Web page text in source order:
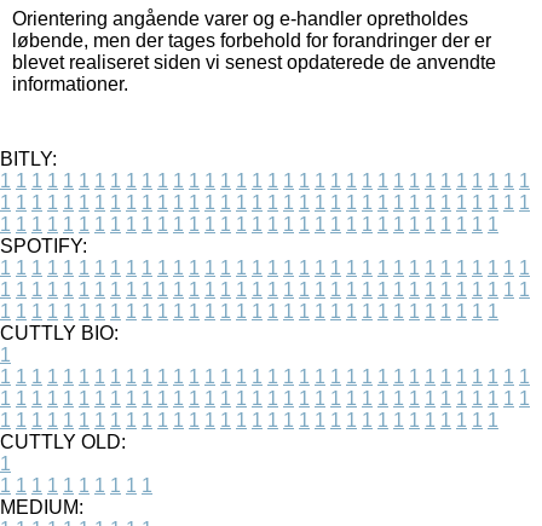
Orientering angående varer og e-handler opretholdes
løbende, men der tages forbehold for forandringer der er
blevet realiseret siden vi senest opdaterede de anvendte
informationer.
BITLY:
1 1 1 1 1 1 1 1 1 1 1 1 1 1 1 1 1 1 1 1 1 1 1 1 1 1 1 1 1 1 1 1 1 1
1 1 1 1 1 1 1 1 1 1 1 1 1 1 1 1 1 1 1 1 1 1 1 1 1 1 1 1 1 1 1 1 1 1
1 1 1 1 1 1 1 1 1 1 1 1 1 1 1 1 1 1 1 1 1 1 1 1 1 1 1 1 1 1 1 1
SPOTIFY:
1 1 1 1 1 1 1 1 1 1 1 1 1 1 1 1 1 1 1 1 1 1 1 1 1 1 1 1 1 1 1 1 1 1
1 1 1 1 1 1 1 1 1 1 1 1 1 1 1 1 1 1 1 1 1 1 1 1 1 1 1 1 1 1 1 1 1 1
1 1 1 1 1 1 1 1 1 1 1 1 1 1 1 1 1 1 1 1 1 1 1 1 1 1 1 1 1 1 1 1
CUTTLY BIO:
1
1 1 1 1 1 1 1 1 1 1 1 1 1 1 1 1 1 1 1 1 1 1 1 1 1 1 1 1 1 1 1 1 1 1
1 1 1 1 1 1 1 1 1 1 1 1 1 1 1 1 1 1 1 1 1 1 1 1 1 1 1 1 1 1 1 1 1 1
1 1 1 1 1 1 1 1 1 1 1 1 1 1 1 1 1 1 1 1 1 1 1 1 1 1 1 1 1 1 1 1
CUTTLY OLD:
1
1 1 1 1 1 1 1 1 1 1
MEDIUM: